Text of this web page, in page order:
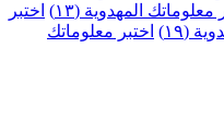
معلوماتك المهدوية (١٣)
اختبر
(١٩)
اختبر معلوماتك